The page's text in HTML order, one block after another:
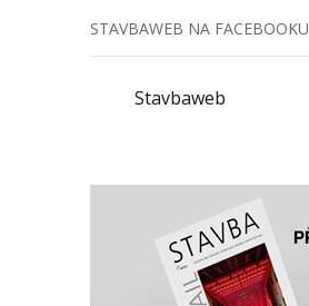
STAVBAWEB NA FACEBOOKU
Stavbaweb